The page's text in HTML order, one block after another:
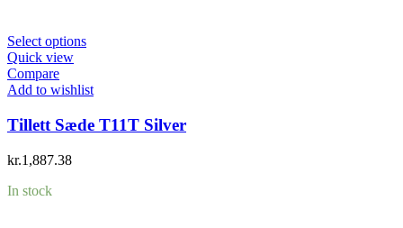
Select options
Quick view
Compare
Add to wishlist
Tillett Sæde T11T Silver
kr.1,887.38
In stock